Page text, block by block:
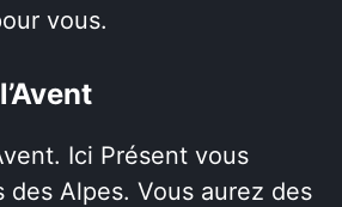
vous.
Ici Présent vous
Alpes. Vous aurez des